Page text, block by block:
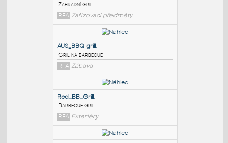
Parrilla argentina
Zahradní gril
RFA Zařizovací předměty
AUS_BBQ grill: